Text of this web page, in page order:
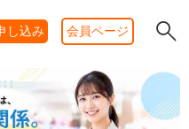
し込み 会員ページ